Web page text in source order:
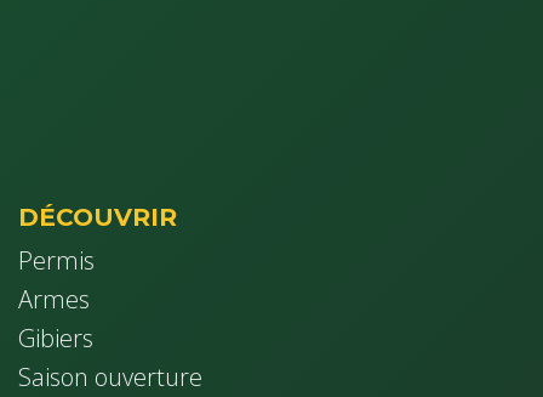
DÉCOUVRIR
Permis
Armes
Gibiers
Saison ouverture